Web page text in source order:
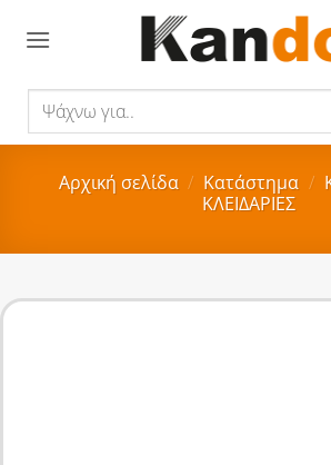
για..
Αρχική σελίδα / Κατάστημα /
ΚΛΕΙΔΑΡΙΕΣ